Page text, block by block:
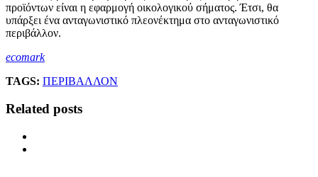
προϊόντων είναι η εφαρμογή οικολογικού σήματος. Έτσι, θα
υπάρξει ένα ανταγωνιστικό πλεονέκτημα στο ανταγωνιστικό
περιβάλλον.
ecomark
TAGS: ΠΕΡΙΒΑΛΛΟΝ
Related posts